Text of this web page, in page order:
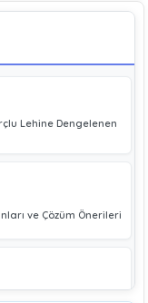
Lehine Dengelenen
ve Çözüm Önerileri
Çıkmaz